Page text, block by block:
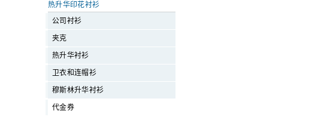
热升华印花衬衫
公司衬衫
夹克
热升华衬衫
卫衣和连帽衫
穆斯林升华衬衫
代金券